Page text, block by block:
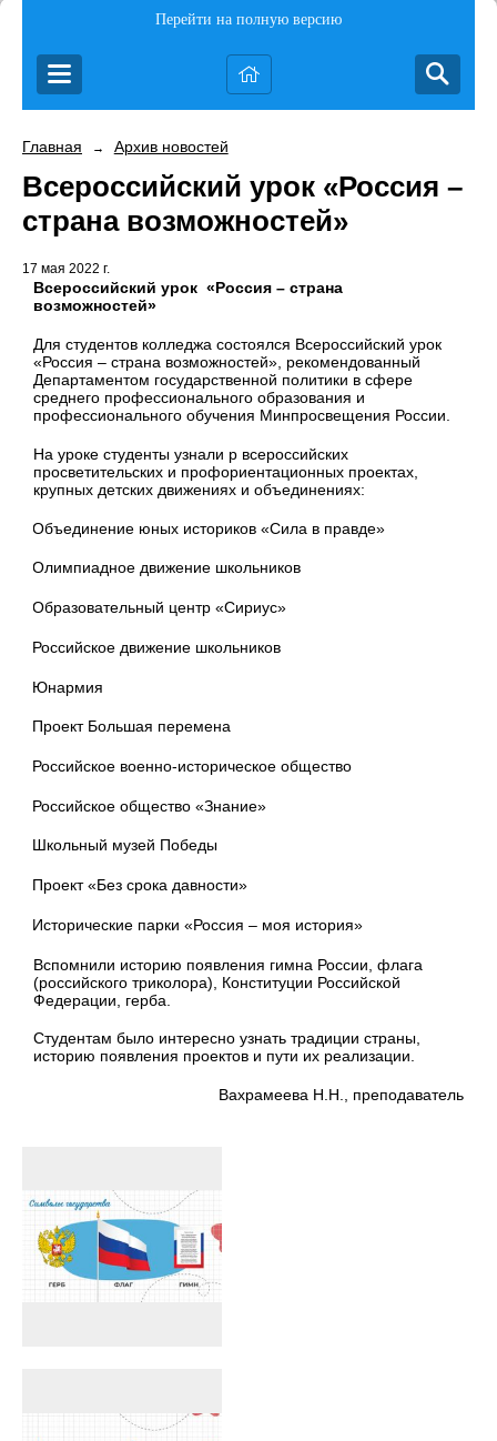
Перейти на полную версию
Главная → Архив новостей
Всероссийский урок «Россия –
страна возможностей»
17 мая 2022 г.
Всероссийский урок «Россия – страна
возможностей»
Для студентов колледжа состоялся Всероссийский урок
«Россия – страна возможностей», рекомендованный
Департаментом государственной политики в сфере
среднего профессионального образования и
профессионального обучения Минпросвещения России.
На уроке студенты узнали р всероссийских
просветительских и профориентационных проектах,
крупных детских движениях и объединениях:
Объединение юных историков «Сила в правде»
Олимпиадное движение школьников
Образовательный центр «Сириус»
Российское движение школьников
Юнармия
Проект Большая перемена
Российское военно-историческое общество
Российское общество «Знание»
Школьный музей Победы
Проект «Без срока давности»
Исторические парки «Россия – моя история»
Вспомнили историю появления гимна России, флага
(российского триколора), Конституции Российской
Федерации, герба.
Студентам было интересно узнать традиции страны,
историю появления проектов и пути их реализации.
Вахрамеева Н.Н., преподаватель